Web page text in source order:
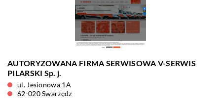
AUTORYZOWANA FIRMA SERWISOWA V-SERWIS
PILARSKI Sp. j.
ul. Jesionowa 1A
62-020 Swarzędz